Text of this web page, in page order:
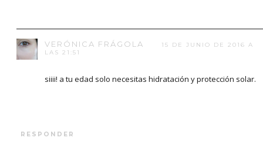
VERÓNICA FRÁGOLA
15 DE JUNIO DE 2016 A
LAS 21:51
siiii! a tu edad solo necesitas hidratación y protección solar.
RESPONDER